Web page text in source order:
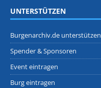
UNTERSTÜTZEN
Burgenarchiv.de unterstützen
Spender & Sponsoren
Event eintragen
Burg eintragen